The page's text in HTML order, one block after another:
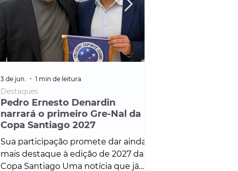
Pedro Ernesto Denardin
narrará o primeiro Gre-Nal da
Copa Santiago 2027
Sua participação promete dar ainda
mais destaque à edição de 2027 da
Copa Santiago Uma notícia que já
Destaques
3 de jun. 1 min de leitura